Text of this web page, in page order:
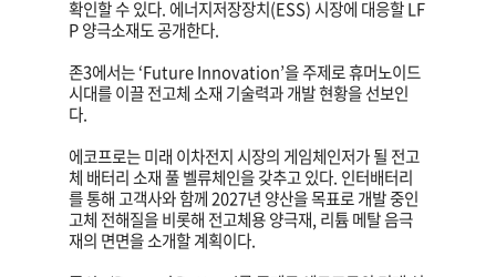
확인할 수 있다. 에너지저장장치(ESS) 시장에 대응할 LF
P 양극소재도 공개한다.
존3에서는 ‘Future Innovation’을 주제로 휴머노이드
시대를 이끌 전고체 소재 기술력과 개발 현황을 선보인
다.
에코프로는 미래 이차전지 시장의 게임체인저가 될 전고
체 배터리 소재 풀 벨류체인을 갖추고 있다. 인터배터리
를 통해 고객사와 함께 2027년 양산을 목표로 개발 중인
고체 전해질을 비롯해 전고체용 양극재, 리튬 메탈 음극
재의 면면을 소개할 계획이다.